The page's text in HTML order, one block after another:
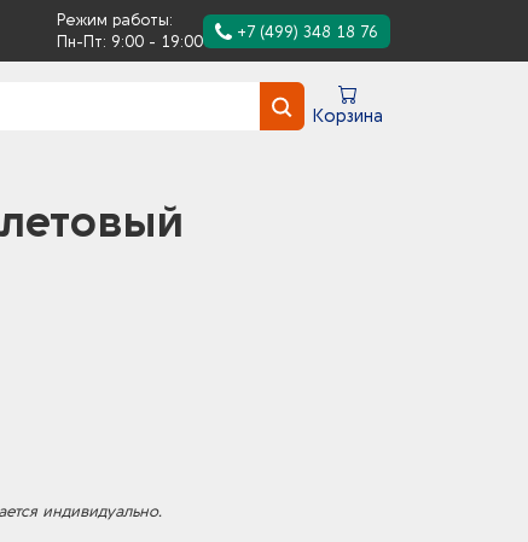
Режим работы:
Пн-Пт: 9:00 - 19:00
+7 (499) 348 18 76
Корзина
индивидуально.